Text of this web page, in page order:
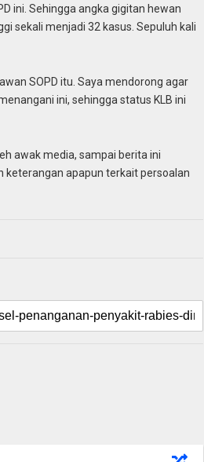
ini. Sehingga angka gigitan hewan
sekali menjadi 32 kasus. Sepuluh kali
SOPD itu. Saya mendorong agar
ini, sehingga status KLB ini
awak media, sampai berita ini
keterangan apapun terkait persoalan